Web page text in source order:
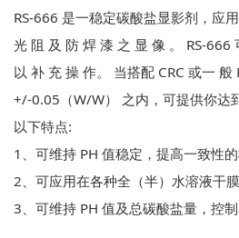
RS-666 是一稳定碳酸盐显影剂，应
光 阻 及 防 焊 漆 之 显 像 。 RS-666
以 补 充 操 作。 当搭配 CRC 或一
+/-0.05（W/W） 之内，可提供你达
以下特点:
1、可维持 PH 值稳定，提高一致性的
2、可应用在各种全（半）水溶液干
3、可维持 PH 值及总碳酸盐量，控制